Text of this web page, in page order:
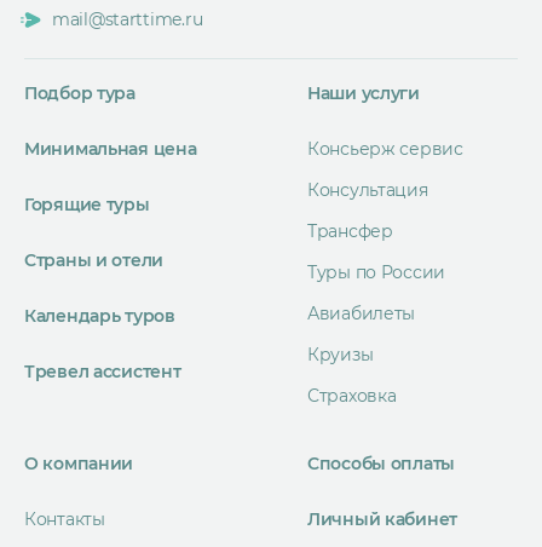
mail@starttime.ru
Подбор тура
Минимальная цена
Горящие туры
Страны и отели
Календарь туров
Тревел ассистент
Наши услуги
Консьерж сервис
Консультация
Трансфер
Туры по России
Авиабилеты
Круизы
Страховка
О компании
Контакты
Способы оплаты
Личный кабинет